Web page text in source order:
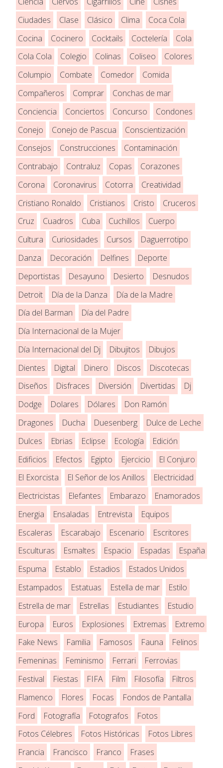
Ciudades
Clase Clásico Clima
Coca Cola
Cocina
Cocinero Cocktails Coctelería
Cola
Cola Cola
Colegio Colinas Coliseo
Colores
Columpio
Combate Comedor
Comida
Compañeros
Comprar
Conchas de mar
Conciencia
Conciertos Concurso
Condones
Conejo
Conejo de Pascua
Conscientización
Consejos
Construcciones
Contaminación
Contrabajo
Contraluz Copas
Corazones
Corona
Coronavirus Cotorra
Creatividad
Cristiano Ronaldo
Cristianos Cristo
Cruceros
Cruz
Cuadros Cuba Cuchillos
Cuerpo
Cultura
Curiosidades Cursos
Daguerrotipo
Danza
Decoración Delfines
Deporte
Deportistas
Desayuno Desierto
Desnudos
Detroit
Día de la Danza
Día de la Madre
Día del Barman
Día del Padre
Día Internacional de la Mujer
Día Internacional del Dj
Dibujitos
Dibujos
Dientes
Digital Dinero Discos
Discotecas
Diseños
Disfraces Diversión Divertidas
Dj
Dodge
Dolares Dólares
Don Ramón
Dragones
Ducha Duesenberg
Dulce de Leche
Dulces
Ebrias Eclipse Ecología
Edición
Edificios
Efectos Egipto Ejercicio
El Conjuro
El Exorcista
El Señor de los Anillos
Electricidad
Electricistas
Elefantes Embarazo
Enamorados
Energia
Ensaladas Entrevista
Equipos
Escaleras
Escarabajo Escenario
Escritores
Esculturas
Esmaltes Espacio Espadas
España
Espuma
Establo Estadios
Estados Unidos
Estampados
Estatuas Estella de mar
Estilo
Estrella de mar
Estrellas Estudiantes
Estudio
Europa
Euros Explosiones Extremas
Extremo
Fake News
Familia Famosos Fauna
Felinos
Femeninas
Feminismo Ferrari
Ferrovias
Festival
Fiestas FIFA Film Filosofía
Filtros
Flamenco
Flores Focas
Fondos de Pantalla
Ford
Fotografía Fotografos
Fotos
Fotos Célebres
Fotos Históricas
Fotos Libres
Francia
Francisco Franco
Frases